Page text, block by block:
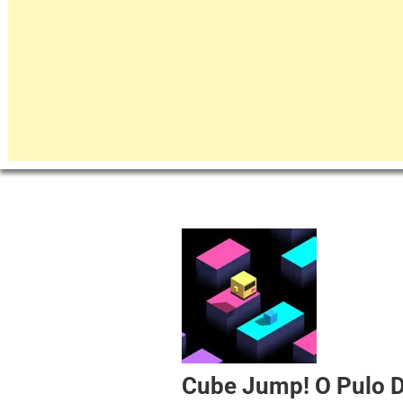
Cube Jump! O Pulo